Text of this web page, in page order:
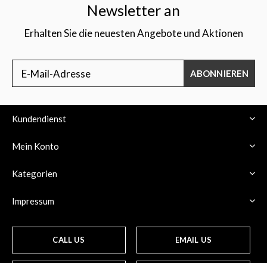
Newsletter an
Erhalten Sie die neuesten Angebote und Aktionen
ABONNIEREN
Kundendienst
Mein Konto
Kategorien
Impressum
CALL US EMAIL US